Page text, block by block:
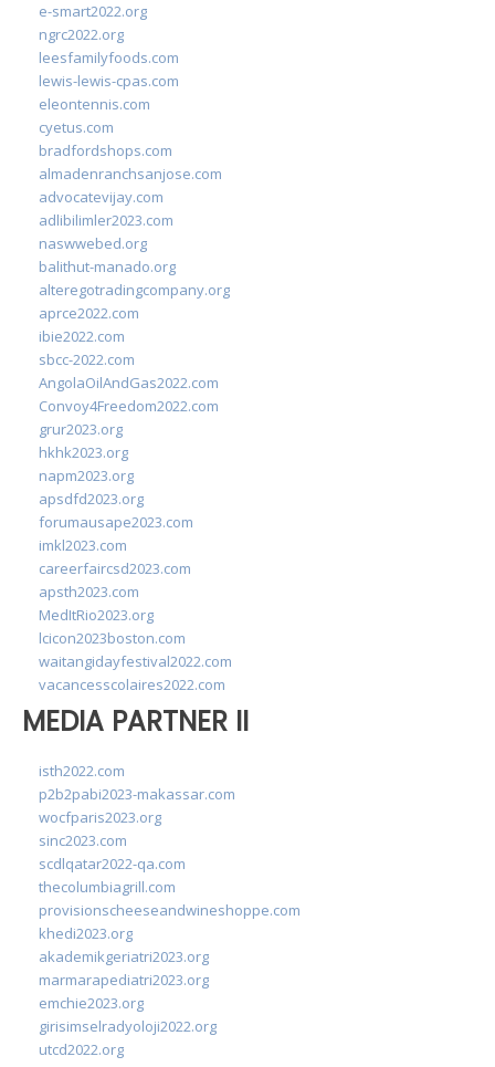
e-smart2022.org
ngrc2022.org
leesfamilyfoods.com
lewis-lewis-cpas.com
eleontennis.com
cyetus.com
bradfordshops.com
almadenranchsanjose.com
advocatevijay.com
adlibilimler2023.com
naswwebed.org
balithut-manado.org
alteregotradingcompany.org
aprce2022.com
ibie2022.com
sbcc-2022.com
AngolaOilAndGas2022.com
Convoy4Freedom2022.com
grur2023.org
hkhk2023.org
napm2023.org
apsdfd2023.org
forumausape2023.com
imkl2023.com
careerfaircsd2023.com
apsth2023.com
MedItRio2023.org
lcicon2023boston.com
waitangidayfestival2022.com
vacancesscolaires2022.com
MEDIA PARTNER II
isth2022.com
p2b2pabi2023-makassar.com
wocfparis2023.org
sinc2023.com
scdlqatar2022-qa.com
thecolumbiagrill.com
provisionscheeseandwineshoppe.com
khedi2023.org
akademikgeriatri2023.org
marmarapediatri2023.org
emchie2023.org
girisimselradyoloji2022.org
utcd2022.org